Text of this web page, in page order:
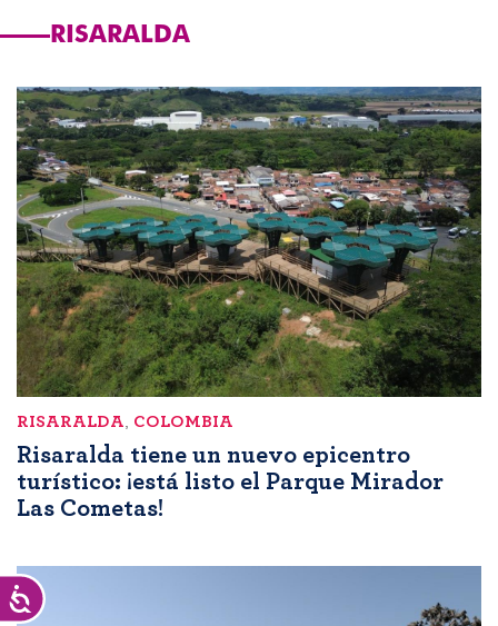
Accesibilidad
RISARALDA
RISARALDA COLOMBIA
Risaralda tiene un nuevo epicentro
turístico: ¡está listo el Parque Mirador
Las Cometas!